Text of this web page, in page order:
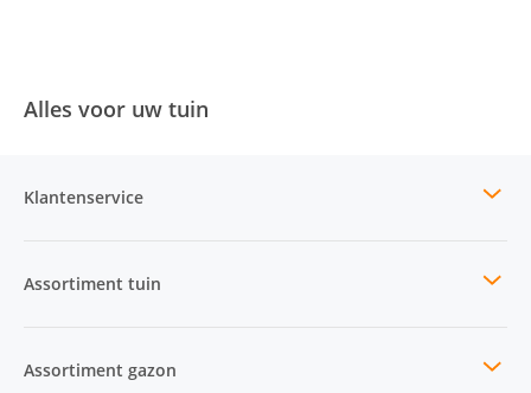
Alles voor uw tuin
Klantenservice
Assortiment tuin
Assortiment gazon